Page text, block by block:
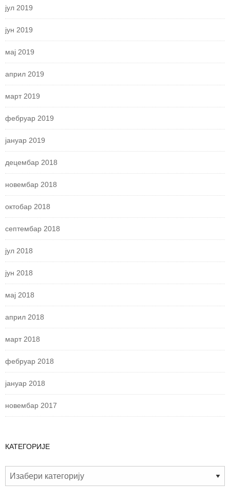
јул 2019
јун 2019
мај 2019
април 2019
март 2019
фебруар 2019
јануар 2019
децембар 2018
новембар 2018
октобар 2018
септембар 2018
јул 2018
јун 2018
мај 2018
април 2018
март 2018
фебруар 2018
јануар 2018
новембар 2017
КАТЕГОРИЈЕ